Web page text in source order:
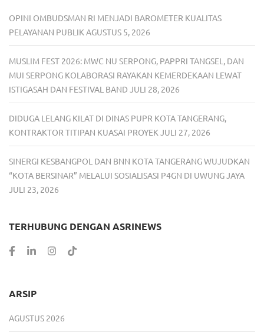
OPINI OMBUDSMAN RI MENJADI BAROMETER KUALITAS
PELAYANAN PUBLIK AGUSTUS 5, 2026
MUSLIM FEST 2026: MWC NU SERPONG, PAPPRI TANGSEL, DAN
MUI SERPONG KOLABORASI RAYAKAN KEMERDEKAAN LEWAT
ISTIGASAH DAN FESTIVAL BAND JULI 28, 2026
DIDUGA LELANG KILAT DI DINAS PUPR KOTA TANGERANG,
KONTRAKTOR TITIPAN KUASAI PROYEK JULI 27, 2026
SINERGI KESBANGPOL DAN BNN KOTA TANGERANG WUJUDKAN
“KOTA BERSINAR” MELALUI SOSIALISASI P4GN DI UWUNG JAYA
JULI 23, 2026
TERHUBUNG DENGAN ASRINEWS
ARSIP
AGUSTUS 2026